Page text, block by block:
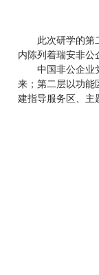
此次研学的第
内陈列着瑞安非公
中国非公企业
来；第二层以功能
建指导服务区、主